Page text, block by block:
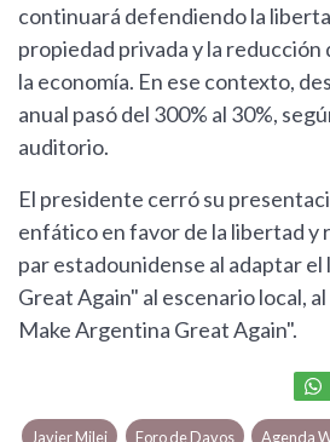
continuará defendiendo la
propiedad privada y la reducción
la economía. En ese contexto,
anual pasó del 300% al 30%,
auditorio.
El presidente cerró su
enfático en favor de la libertad y
par estadounidense al adaptar
Great Again" al escenario local,
Make Argentina Great Again".
Javier Milei Foro de Davos Agenda